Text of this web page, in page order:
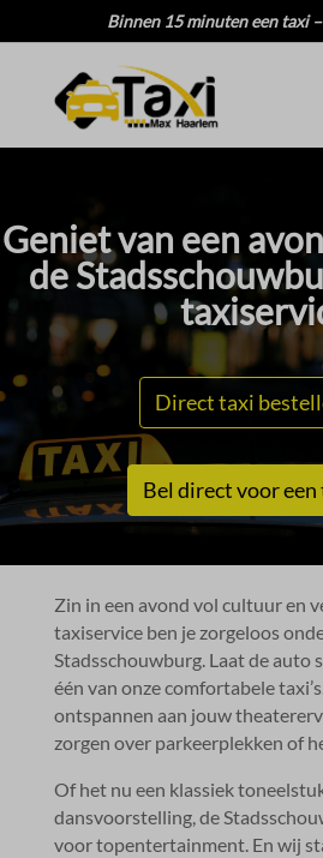
Binnen 15 minuten een taxi
Geniet van een
de
Direct taxi
Bel direct voor een
Zin in een avond vol cultuur en
taxiservice ben je zorgeloos
Stadsschouwburg.​ Laat de auto
één van onze comfortabele
ontspannen aan jouw
zorgen over parkeerplekken of
Of het nu een klassiek
dansvoorstelling, de
voor topentertainment.​ En wij